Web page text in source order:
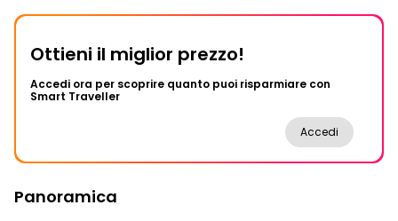
Ottieni il miglior prezzo!
Accedi ora per scoprire quanto puoi risparmiare con
Smart Traveller
Accedi
Panoramica